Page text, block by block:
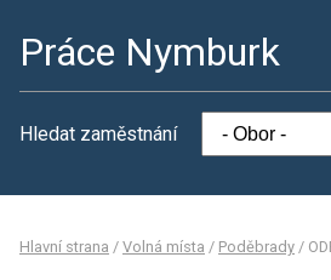
Práce Nymburk
Hledat zaměstnání
Hlavní strana / Volná místa / Poděbrady /